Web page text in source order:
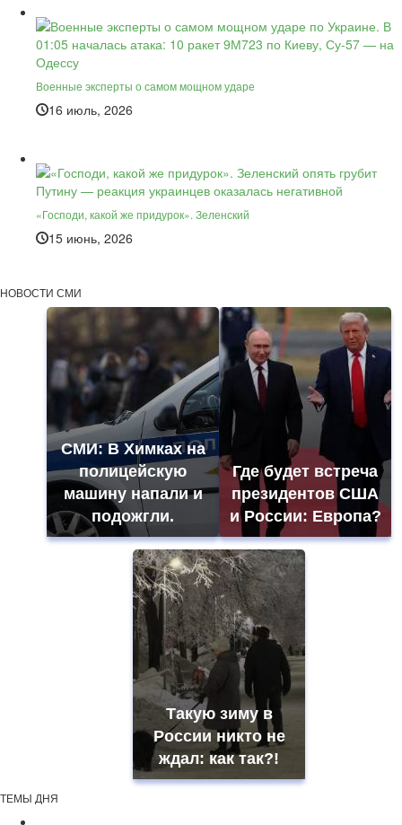
Военные эксперты о самом мощном ударе
16 июль, 2026
«Господи, какой же придурок». Зеленский
15 июнь, 2026
НОВОСТИ СМИ
СМИ: В Химках на
полицейскую
машину напали и
подожгли.
Где будет встреча
президентов США
и России: Европа?
Такую зиму в
России никто не
ждал: как так?!
ТЕМЫ ДНЯ